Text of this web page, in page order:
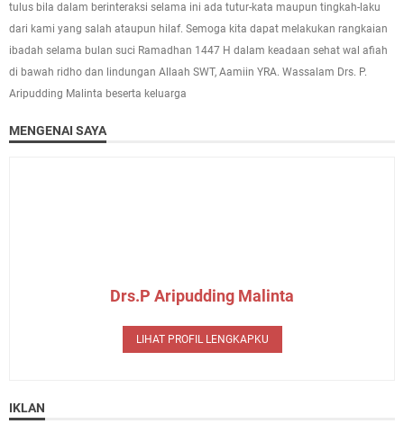
tulus bila dalam berinteraksi selama ini ada tutur-kata maupun tingkah-laku
dari kami yang salah ataupun hilaf. Semoga kita dapat melakukan rangkaian
ibadah selama bulan suci Ramadhan 1447 H dalam keadaan sehat wal afiah
di bawah ridho dan lindungan Allaah SWT, Aamiin YRA. Wassalam Drs. P.
Aripudding Malinta beserta keluarga
MENGENAI SAYA
Drs.P Aripudding Malinta
LIHAT PROFIL LENGKAPKU
IKLAN